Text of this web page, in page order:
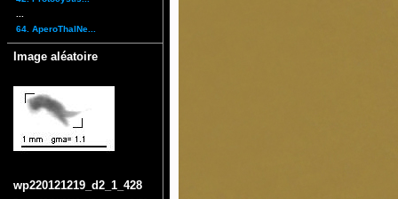
64. AperoThalNe...
Image aléatoire
wp220121219_d2_1_428